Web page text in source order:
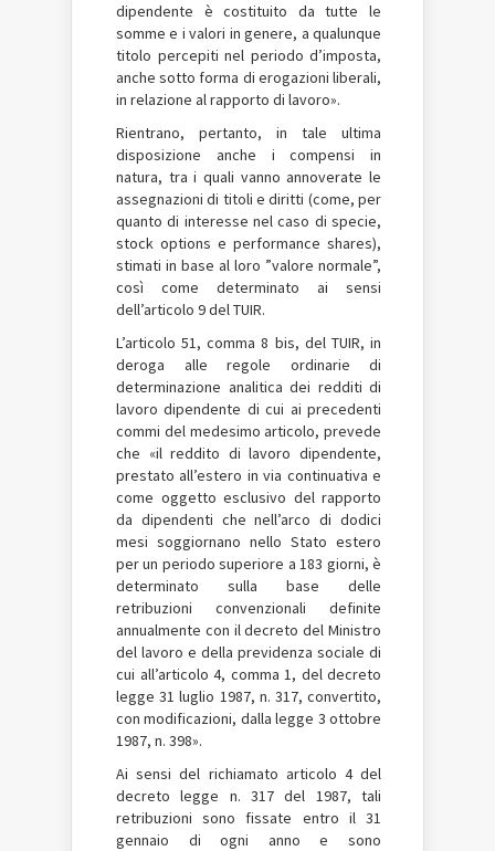
dipendente è costituito da tutte le
somme e i valori in genere, a qualunque
titolo percepiti nel periodo d’imposta,
anche sotto forma di erogazioni liberali,
in relazione al rapporto di lavoro».
Rientrano, pertanto, in tale ultima
disposizione anche i compensi in
natura, tra i quali vanno annoverate le
assegnazioni di titoli e diritti (come, per
quanto di interesse nel caso di specie,
stock options e performance shares),
stimati in base al loro ”valore normale”,
così come determinato ai sensi
dell’articolo 9 del TUIR.
L’articolo 51, comma 8 bis, del TUIR, in
deroga alle regole ordinarie di
determinazione analitica dei redditi di
lavoro dipendente di cui ai precedenti
commi del medesimo articolo, prevede
che «il reddito di lavoro dipendente,
prestato all’estero in via continuativa e
come oggetto esclusivo del rapporto
da dipendenti che nell’arco di dodici
mesi soggiornano nello Stato estero
per un periodo superiore a 183 giorni, è
determinato sulla base delle
retribuzioni convenzionali definite
annualmente con il decreto del Ministro
del lavoro e della previdenza sociale di
cui all’articolo 4, comma 1, del decreto
legge 31 luglio 1987, n. 317, convertito,
con modificazioni, dalla legge 3 ottobre
1987, n. 398».
Ai sensi del richiamato articolo 4 del
decreto legge n. 317 del 1987, tali
retribuzioni sono fissate entro il 31
gennaio di ogni anno e sono